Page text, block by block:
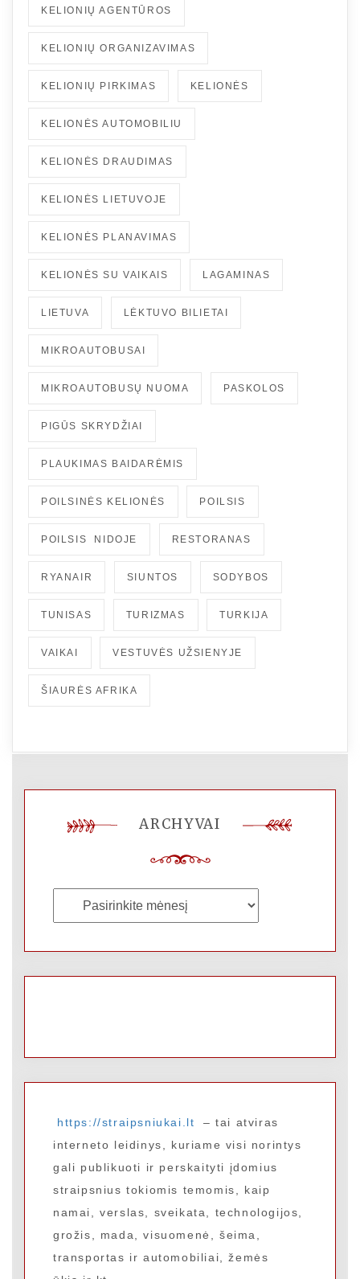
KELIONIŲ AGENTŪROS
KELIONIŲ ORGANIZAVIMAS
KELIONIŲ PIRKIMAS KELIONĖS
KELIONĖS AUTOMOBILIU
KELIONĖS DRAUDIMAS
KELIONĖS LIETUVOJE
KELIONĖS PLANAVIMAS
KELIONĖS SU VAIKAIS LAGAMINAS
LIETUVA LĖKTUVO BILIETAI
MIKROAUTOBUSAI
MIKROAUTOBUSŲ NUOMA PASKOLOS
PIGŪS SKRYDŽIAI
PLAUKIMAS BAIDARĖMIS
POILSINĖS KELIONĖS POILSIS
POILSIS NIDOJE RESTORANAS
RYANAIR SIUNTOS SODYBOS
TUNISAS TURIZMAS TURKIJA
VAIKAI VESTUVĖS UŽSIENYJE
ŠIAURĖS AFRIKA
ARCHYVAI
Archyvai
https://straipsniukai.lt
– tai atviras
interneto leidinys, kuriame visi norintys
gali publikuoti ir perskaityti įdomius
straipsnius tokiomis temomis, kaip
namai, verslas, sveikata, technologijos,
grožis, mada, visuomenė, šeima,
transportas ir automobiliai, žemės